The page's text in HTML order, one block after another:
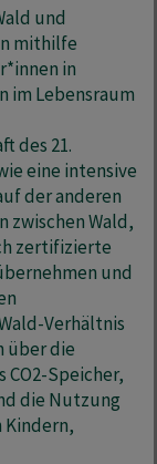
und
mithilfe
in
im Lebensraum
des 21.
eine intensive
der anderen
Wald,
zertifizierte
und
Verhältnis
über die
CO2-Speicher,
die Nutzung
Kindern,